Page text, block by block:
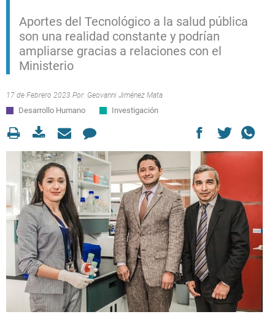
Aportes del Tecnológico a la salud pública
son una realidad constante y podrían
ampliarse gracias a relaciones con el
Ministerio
17 de Febrero 2023 Por: Geovanni Jiménez Mata
Desarrollo Humano Investigación